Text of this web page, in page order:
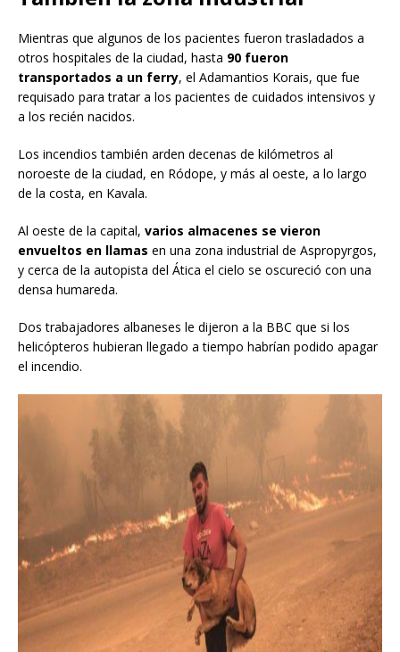
Mientras que algunos de los pacientes fueron trasladados a
otros hospitales de la ciudad, hasta 90 fueron
transportados a un ferry, el Adamantios Korais, que fue
requisado para tratar a los pacientes de cuidados intensivos y
a los recién nacidos.
Los incendios también arden decenas de kilómetros al
noroeste de la ciudad, en Ródope, y más al oeste, a lo largo
de la costa, en Kavala.
Al oeste de la capital, varios almacenes se vieron
envueltos en llamas en una zona industrial de Aspropyrgos,
y cerca de la autopista del Ática el cielo se oscureció con una
densa humareda.
Dos trabajadores albaneses le dijeron a la BBC que si los
helicópteros hubieran llegado a tiempo habrían podido apagar
el incendio.